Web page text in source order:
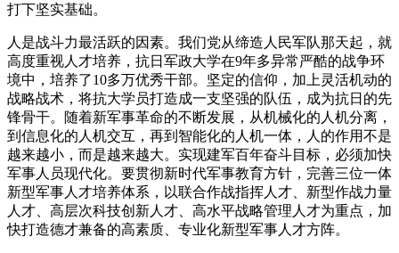
打下坚实基础。
人是战斗力最活跃的因素。我们党从缔造人民军队那天起，就
高度重视人才培养，抗日军政大学在9年多异常严酷的战争环
境中，培养了10多万优秀干部。坚定的信仰，加上灵活机动的
战略战术，将抗大学员打造成一支坚强的队伍，成为抗日的先
锋骨干。随着新军事革命的不断发展，从机械化的人机分离，
到信息化的人机交互，再到智能化的人机一体，人的作用不是
越来越小，而是越来越大。实现建军百年奋斗目标，必须加快
军事人员现代化。要贯彻新时代军事教育方针，完善三位一体
新型军事人才培养体系，以联合作战指挥人才、新型作战力量
人才、高层次科技创新人才、高水平战略管理人才为重点，加
快打造德才兼备的高素质、专业化新型军事人才方阵。